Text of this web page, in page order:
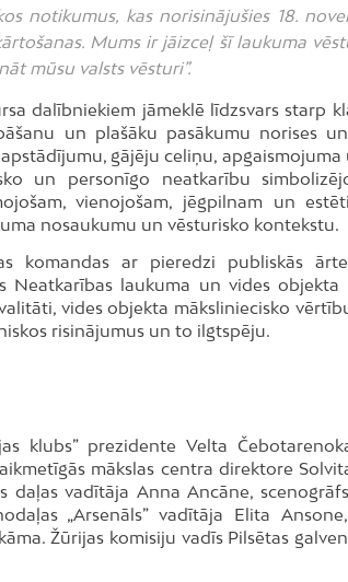
notikumus, kas norisinājušies 18.
Mums ir jāizceļ šī laukuma
mūsu valsts vēsturi”.
dalībniekiem jāmeklē līdzsvars starp
un plašāku pasākumu norises
gājēju celiņu,
un personīgo neatkarību
vienojošam, jēgpilnam un
nosaukumu un vēsturisko kontekstu.
komandas ar pieredzi publiskās
laukuma un vides objekta
vides objekta māksliniecisko
risinājumus un to ilgtspēju.
klubs” prezidente Velta
mākslas centra direktore
vadītāja Anna Ancāne,
„Arsenāls” vadītāja Elita
Žūrijas komisiju vadīs Pilsētas